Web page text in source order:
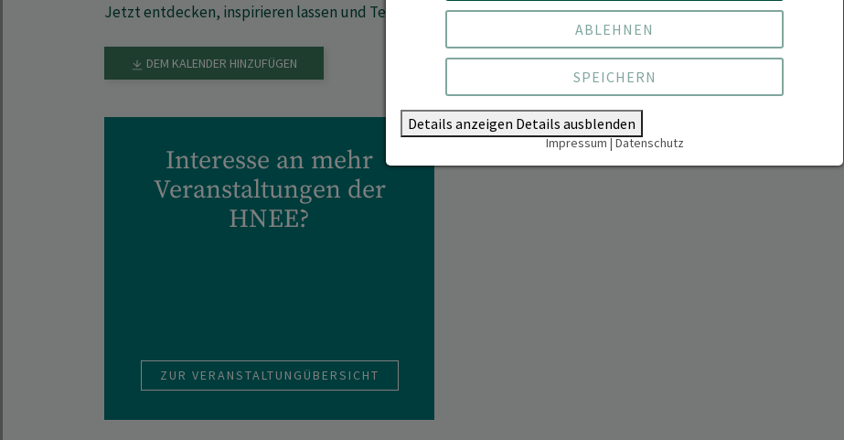
Jetzt entdecken, inspirieren lassen und Teil einer nachhaltigen Zukunft werden!
DEM KALENDER HINZUFÜGEN
Interesse an mehr
Veranstaltungen der
HNEE?
ZUR VERANSTALTUNGÜBERSICHT
ABLEHNEN
SPEICHERN
Details anzeigen Details ausblenden
Impressum|Datenschutz